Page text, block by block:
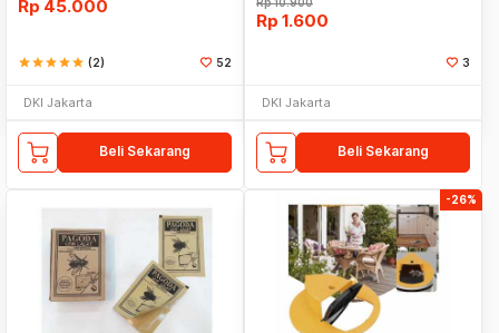
Rp 45.000
starstarstarstarstar (2) 52
DKI Jakarta
Beli Sekarang
Rp 1.600
3
DKI Jakarta
Beli Sekarang
-26%